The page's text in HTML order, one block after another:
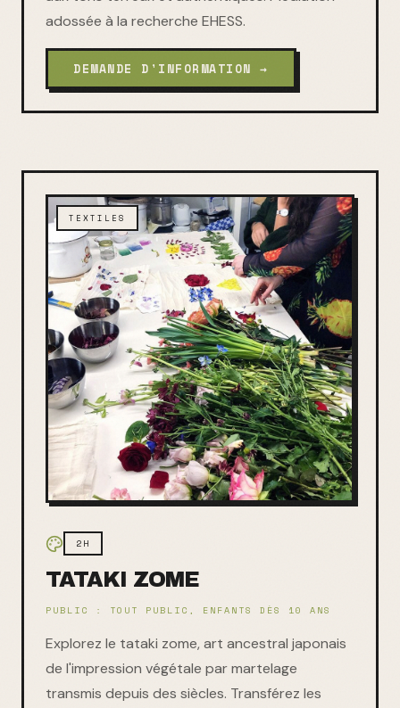
adossée à la recherche EHESS.
DEMANDE D'INFORMATION →
TEXTILES
2H
TATAKI ZOME
PUBLIC : TOUT PUBLIC, ENFANTS DÈS 10 ANS
Explorez le tataki zome, art ancestral japonais
de l'impression végétale par martelage
transmis depuis des siècles. Transférez les